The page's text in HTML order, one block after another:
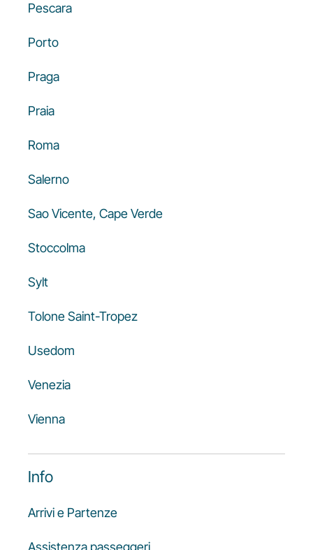
Pescara
Porto
Praga
Praia
Roma
Salerno
Sao Vicente, Cape Verde
Stoccolma
Sylt
Tolone Saint-Tropez
Usedom
Venezia
Vienna
Info
Arrivi e Partenze
Assistenza passeggeri